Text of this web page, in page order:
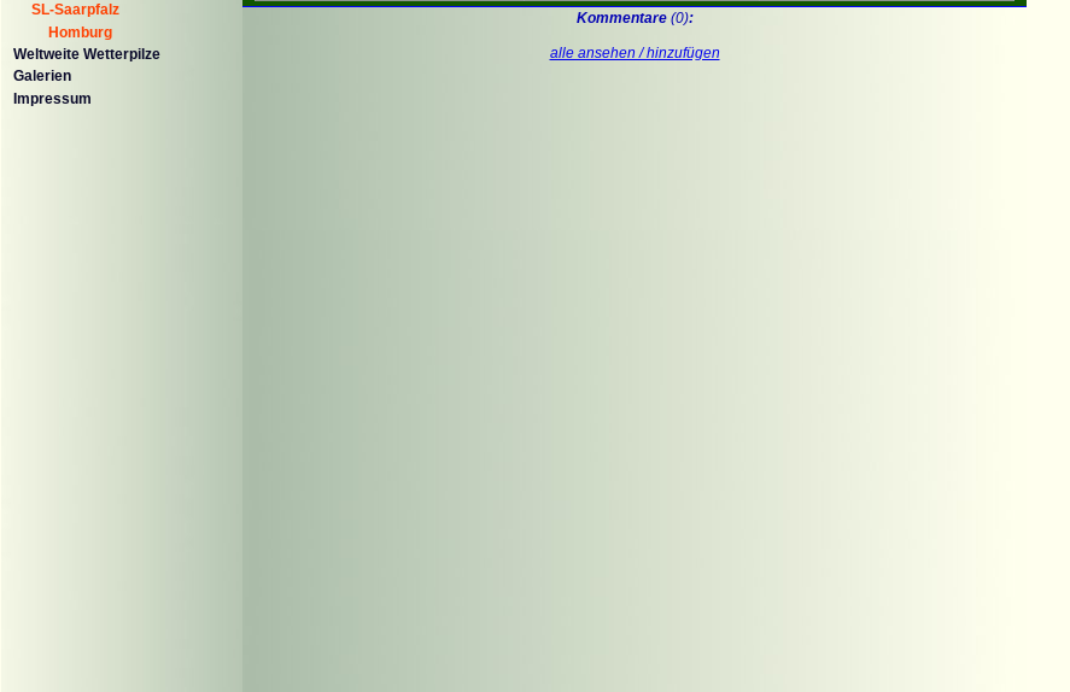
SL-Saarpfalz
Homburg
Weltweite Wetterpilze
Galerien
Impressum
Kommentare(0):
alle ansehen / hinzufügen